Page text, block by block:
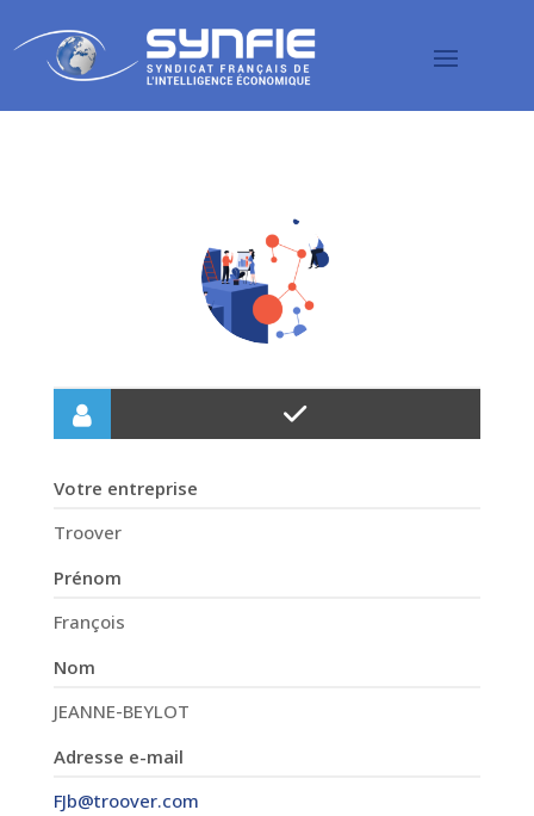
Votre entreprise
Troover
Prénom
François
Nom
JEANNE-BEYLOT
Adresse e-mail
FJb@troover.com